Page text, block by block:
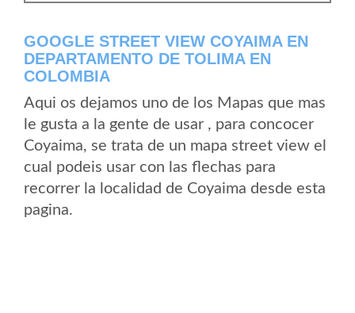
GOOGLE STREET VIEW COYAIMA EN
DEPARTAMENTO DE TOLIMA EN
COLOMBIA
Aqui os dejamos uno de los Mapas que mas
le gusta a la gente de usar , para concocer
Coyaima, se trata de un mapa street view el
cual podeis usar con las flechas para
recorrer la localidad de Coyaima desde esta
pagina.